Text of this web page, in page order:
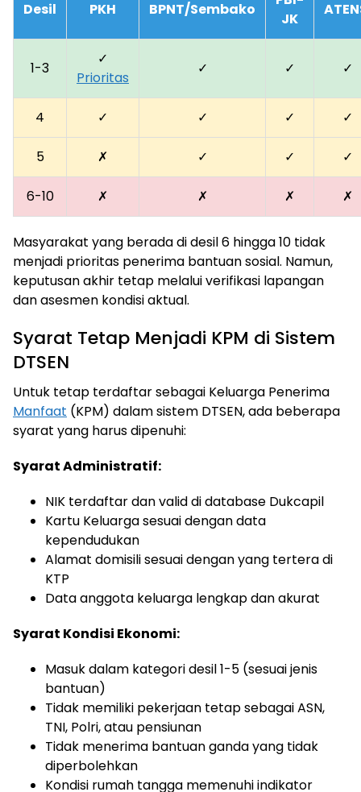
Desil PKH BPNT/Sembako
JK
1-3
✓
Prioritas
✓ ✓ ✓
4 ✓ ✓ ✓ ✓
5 ✗ ✓ ✓ ✓
6-10 ✗ ✗ ✗ ✗
Masyarakat yang berada di desil 6 hingga 10 tidak
menjadi prioritas penerima bantuan sosial. Namun,
keputusan akhir tetap melalui verifikasi lapangan
dan asesmen kondisi aktual.
Syarat Tetap Menjadi KPM di Sistem
DTSEN
Untuk tetap terdaftar sebagai Keluarga Penerima
Manfaat (KPM) dalam sistem DTSEN, ada beberapa
syarat yang harus dipenuhi:
Syarat Administratif:
NIK terdaftar dan valid di database Dukcapil
Kartu Keluarga sesuai dengan data
kependudukan
Alamat domisili sesuai dengan yang tertera di
KTP
Data anggota keluarga lengkap dan akurat
Syarat Kondisi Ekonomi:
Masuk dalam kategori desil 1-5 (sesuai jenis
bantuan)
Tidak memiliki pekerjaan tetap sebagai ASN,
TNI, Polri, atau pensiunan
Tidak menerima bantuan ganda yang tidak
diperbolehkan
Kondisi rumah tangga memenuhi indikator